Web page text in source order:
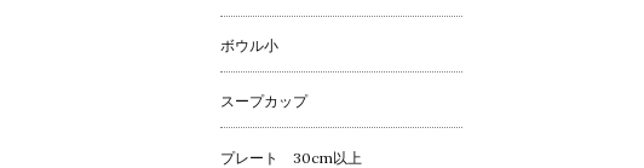
ボウル小
スープカップ
プレート 30cm以上